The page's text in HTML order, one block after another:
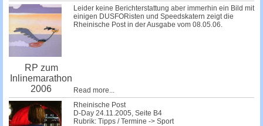
RP zum
Inlinemarathon
2006
Leider keine Berichterstattung aber immerhin ein Bild mit
einigen DUSFORisten und Speedskatern zeigt die
Rheinische Post in der Ausgabe vom 08.05.06.
Read more...
Rheinische Post
D-Day 24.11.2005, Seite B4
Rubrik: Tipps / Termine -> Sport